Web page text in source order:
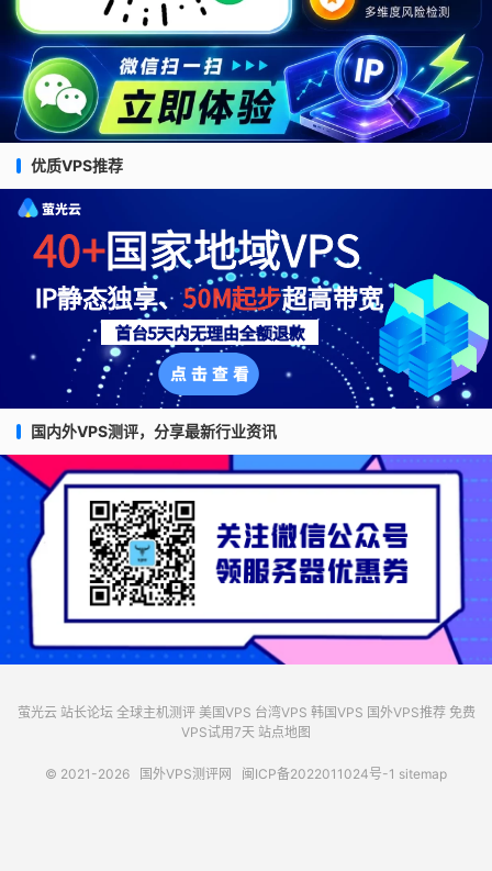
优质VPS推荐
国内外VPS测评，分享最新行业资讯
萤光云 站长论坛 全球主机测评 美国VPS 台湾VPS 韩国VPS 国外VPS推荐 免费
VPS试用7天 站点地图
© 2021-2026 国外VPS测评网 闽ICP备2022011024号-1 sitemap